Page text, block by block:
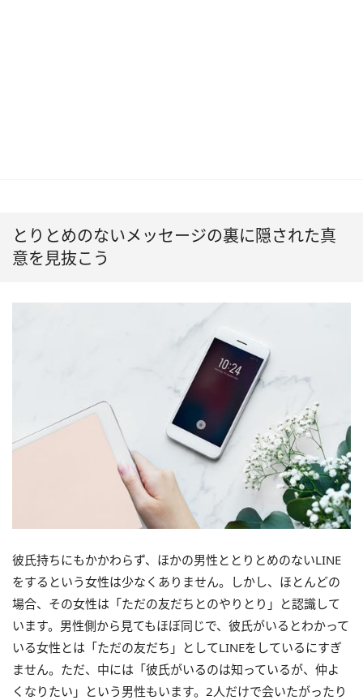
とりとめのないメッセージの裏に隠された真
意を見抜こう
彼氏持ちにもかかわらず、ほかの男性ととりとめのないLINE
をするという女性は少なくありません。しかし、ほとんどの
場合、その女性は「ただの友だちとのやりとり」と認識して
います。男性側から見てもほぼ同じで、彼氏がいるとわかって
いる女性とは「ただの友だち」としてLINEをしているにすぎ
ません。ただ、中には「彼氏がいるのは知っているが、仲よ
くなりたい」という男性もいます。2人だけで会いたがったり